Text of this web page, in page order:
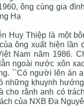
ông cùng gia
Hạ
Huy Thiệp là một
ông xuất hiện lần
Nam năm 1986.
ngoài nước xôn
``Có người lên án
những khuynh
cho rằnh anh có
của NXB Đa